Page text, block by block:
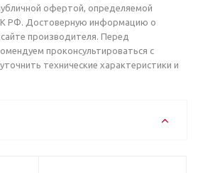
офертой, определяемой
РФ. Достоверную информацию о
производителя. Перед
проконсультироваться с
технические характеристики и